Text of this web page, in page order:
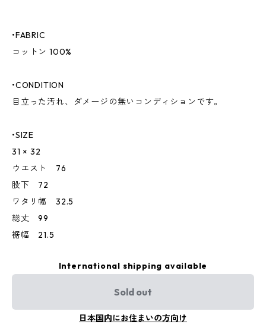
•FABRIC
コットン 100%
•CONDITION
目立った汚れ、ダメージの無いコンディションです。
•SIZE
31 × 32
ウエスト 76
股下 72
ワタリ幅 32.5
総丈 99
裾幅 21.5
International shipping available
Sold out
日本国内にお住まいの方向け